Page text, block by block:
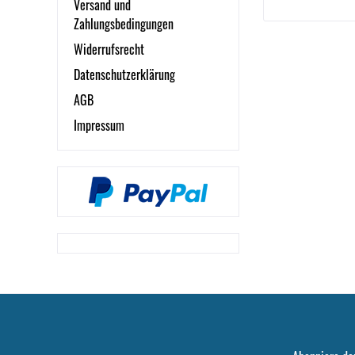
Versand und
Zahlungsbedingungen
Widerrufsrecht
Datenschutzerklärung
AGB
Impressum